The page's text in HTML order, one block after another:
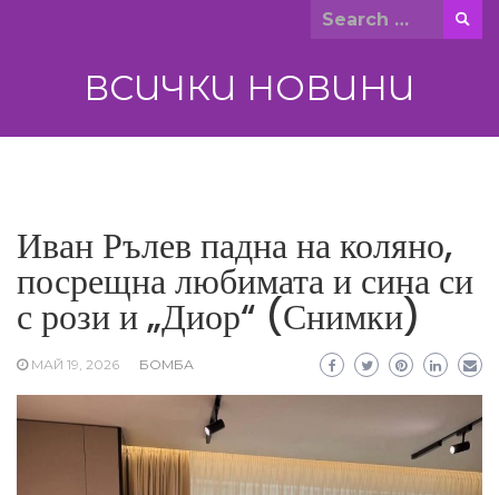
Search
ВСИЧКИ НОВИНИ
Иван Рълев падна на коляно,
посрещна любимата и сина си
с рози и „Диор“ (Снимки)
МАЙ 19, 2026 БОМБА